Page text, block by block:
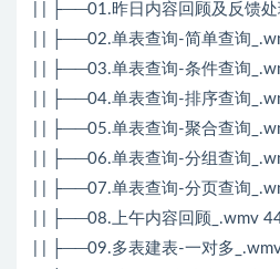
| | ├──01.昨日内容回顾及反馈
| | ├──02.单表查询-简单查询
| | ├──03.单表查询-条件查询
| | ├──04.单表查询-排序查询
| | ├──05.单表查询-聚合查询
| | ├──06.单表查询-分组查询
| | ├──07.单表查询-分页查询
| | ├──08.上午内容回顾_.wmv
| | ├──09.多表建表-一对多